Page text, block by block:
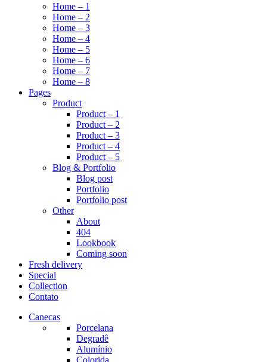
Home – 1
Home – 2
Home – 3
Home – 4
Home – 5
Home – 6
Home – 7
Home – 8
Pages
Product
Product – 1
Product – 2
Product – 3
Product – 4
Product – 5
Blog & Portfolio
Blog post
Portfolio
Portfolio post
Other
About
404
Lookbook
Coming soon
Fresh delivery
Special
Collection
Contato
Canecas
Porcelana
Degradê
Alumínio
Colorida